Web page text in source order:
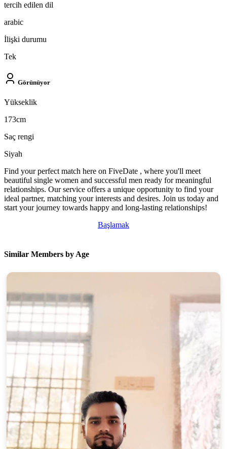
tercih edilen dil
arabic
İlişki durumu
Tek
Görünüyor
Yükseklik
173cm
Saç rengi
Siyah
Find your perfect match here on FiveDate , where you'll meet
beautiful single women and successful men ready for meaningful
relationships. Our service offers a unique opportunity to find your
ideal partner, matching your interests and desires. Join us today and
start your journey towards happy and long-lasting relationships!
Başlamak
Similar Members by Age